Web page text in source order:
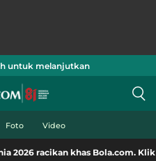
untuk melanjutkan
Foto Video
khas Bola.com. Klik di sini!